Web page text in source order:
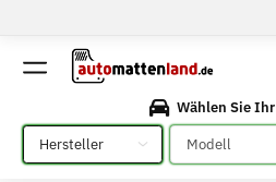
Wählen Sie
Bitte auswählen
Bitte auswählen